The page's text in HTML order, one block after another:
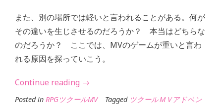
また、別の場所では軽いと言われることがある。何が
その違いを生じさせるのだろうか？ 本当はどちらな
のだろうか？ ここでは、MVのゲームが重いと言わ
れる原因を探っていこう。
Continue reading “MV
の
→
Posted in RPGツクールMV Tagged ツクールＭＶアドベン